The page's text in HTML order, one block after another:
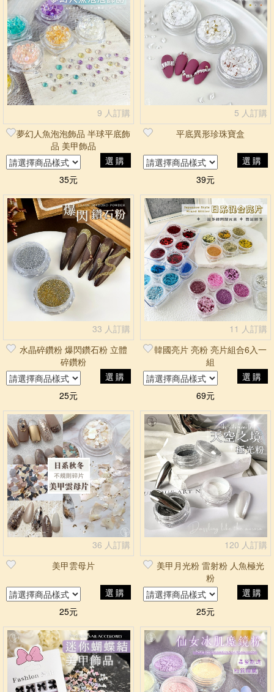
9 人訂購
夢幻人魚泡泡飾品 半球平底飾
品 美甲飾品
選購
35元
5 人訂購
平底異形珍珠寶盒
選購
39元
33 人訂購
水晶碎鑽粉 爆閃鑽石粉 立體
碎鑽粉
選購
25元
11 人訂購
韓國亮片 亮粉 亮片組合6入一
組
選購
69元
36 人訂購
美甲雲母片
選購
25元
120 人訂購
美甲月光粉 雷射粉 人魚極光
粉
選購
25元